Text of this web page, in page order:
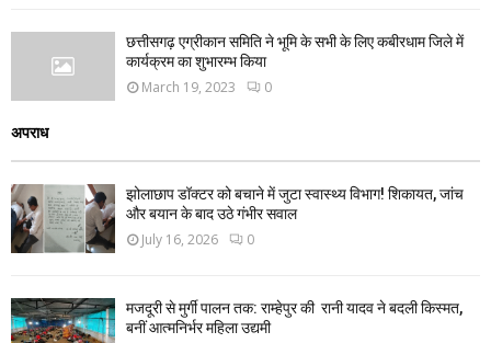
छत्तीसगढ़ एग्रीकान समिति ने भूमि के सभी के लिए कबीरधाम जिले में
कार्यक्रम का शुभारम्भ किया
March 19, 2023 0
अपराध
झोलाछाप डॉक्टर को बचाने में जुटा स्वास्थ्य विभाग! शिकायत, जांच
और बयान के बाद उठे गंभीर सवाल
July 16, 2026 0
मजदूरी से मुर्गी पालन तक: राम्हेपुर की रानी यादव ने बदली किस्मत,
बनीं आत्मनिर्भर महिला उद्यमी